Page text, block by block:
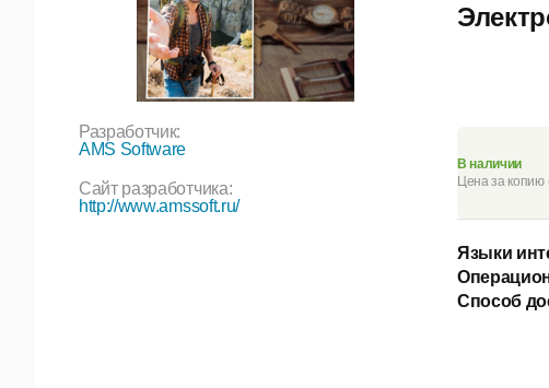
Разработчик:
AMS Software
Сайт разработчика:
http://www.amssoft.ru/
В наличии
Цена за копию
Языки
Способ